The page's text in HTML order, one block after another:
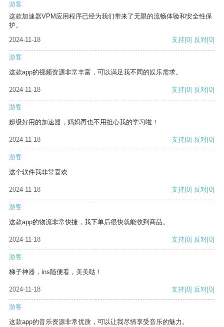
游客
这款加速器VPM应用程序已经为我们带来了无限的流畅体验和安全性保
护。
2024-11-18
支持[0] 反对[0]
游客
这款app的视频资源非常丰富，可以满足我不同的娱乐需求。
2024-11-18 支持[0] 反对[0]
游客
超级好用的加速器，妈妈再也不用担心我的学习啦！
2024-11-18 支持[0] 反对[0]
游客
这个软件我非常喜欢
2024-11-18 支持[0] 反对[0]
游客
这款app的物流非常快捷，我下单后很快就能收到商品。
2024-11-18 支持[0] 反对[0]
游客
梯子神器，ins随便看，美美哒！
2024-11-18 支持[0] 反对[0]
游客
这款app的音乐资源非常优质，可以让我尽情享受音乐的魅力。